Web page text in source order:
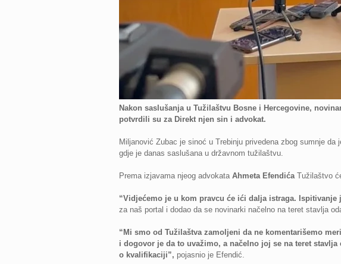
Nakon saslušanja u Tužilaštvu Bosne i Hercegovine,
potvrdili su za Direkt njen sin i advokat.
Miljanović Zubac je sinoć u Trebinju privedena zbog sumnje
gdje je danas saslušana u državnom tužilaštvu.
Prema izjavama njeog advokata Ahmeta EfendićaTužilaštvo
“Vidjećemo je u kom pravcu će ići dalja istraga.
za naš portal i dodao da se novinarki načelno na teret stavlja
“Mi smo od Tužilaštva zamoljeni da ne komentarišemo
i dogovor je da to uvažimo, a načelno joj se na teret
o kvalifikaciji”, pojasnio je Efendić.